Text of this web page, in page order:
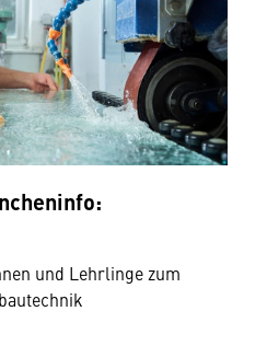
und Lehrlinge zum